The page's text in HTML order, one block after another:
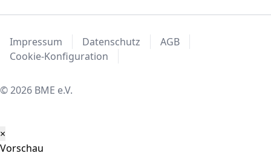
Impressum Datenschutz
AGB
Cookie-Konfiguration
© 2026 BME e.V.
×
Vorschau